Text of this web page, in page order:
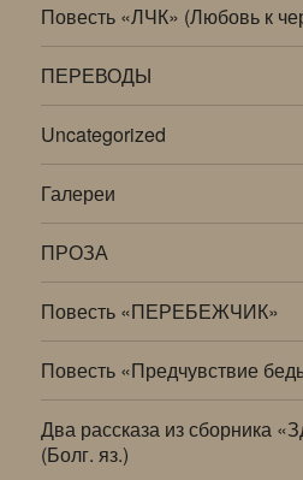
Повесть «ЛЧК» (Любовь к
ПЕРЕВОДЫ
Uncategorized
Галереи
ПРОЗА
Повесть «ПЕРЕБЕЖЧИК»
Повесть «Предчувствие
Два рассказа из сборника
(Болг. яз.)